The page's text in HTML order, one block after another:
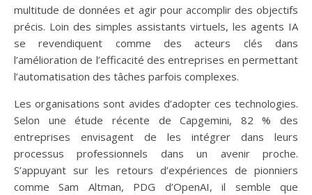
multitude de données et agir pour accomplir des objectifs
précis. Loin des simples assistants virtuels, les agents IA
se revendiquent comme des acteurs clés dans
l’amélioration de l’efficacité des entreprises en permettant
l’automatisation des tâches parfois complexes.
Les organisations sont avides d’adopter ces technologies.
Selon une étude récente de Capgemini, 82 % des
entreprises envisagent de les intégrer dans leurs
processus professionnels dans un avenir proche.
S’appuyant sur les retours d’expériences de pionniers
comme Sam Altman, PDG d’OpenAI, il semble que